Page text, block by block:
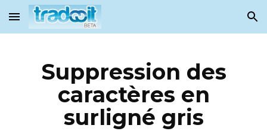
Skip to main content Skip to navigation
Suppression des
caractères en
surligné gris